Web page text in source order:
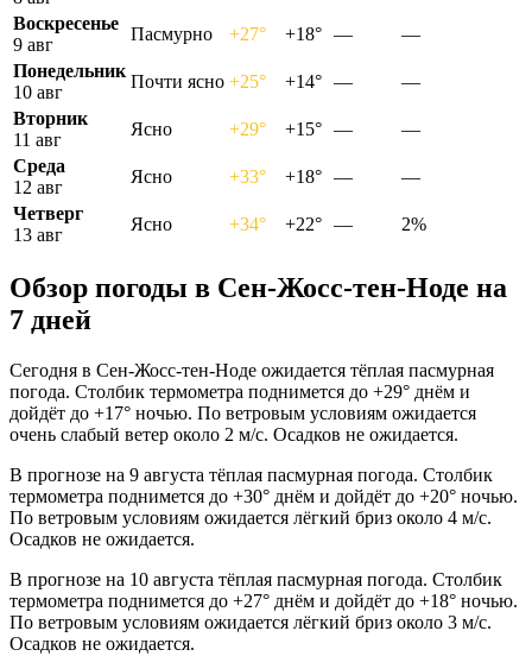
Воскресенье
9 авг
Пасмурно +27° +18° —
—
Понедельник
10 авг
Почти ясно +25° +14° —
—
Вторник
11 авг
Ясно +29° +15° —
—
Среда
12 авг
Ясно +33° +18° —
—
Четверг
13 авг
Ясно +34° +22° — 2%
Обзор погоды в Сен-Жосс-тен-Ноде на
7 дней
Сегодня в Сен-Жосс-тен-Ноде ожидается тёплая пасмурная
погода. Столбик термометра поднимется до +29° днём и
дойдёт до +17° ночью. По ветровым условиям ожидается
очень слабый ветер около 2 м/с. Осадков не ожидается.
В прогнозе на 9 августа тёплая пасмурная погода. Столбик
термометра поднимется до +30° днём и дойдёт до +20° ночью.
По ветровым условиям ожидается лёгкий бриз около 4 м/с.
Осадков не ожидается.
В прогнозе на 10 августа тёплая пасмурная погода. Столбик
термометра поднимется до +27° днём и дойдёт до +18° ночью.
По ветровым условиям ожидается лёгкий бриз около 3 м/с.
Осадков не ожидается.